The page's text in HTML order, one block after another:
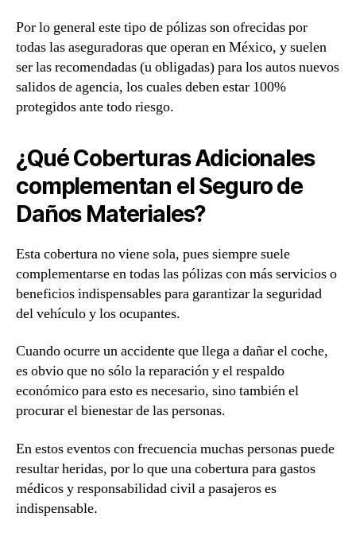
Por lo general este tipo de pólizas son ofrecidas por
todas las aseguradoras que operan en México, y suelen
ser las recomendadas (u obligadas) para los autos nuevos
salidos de agencia, los cuales deben estar 100%
protegidos ante todo riesgo.
¿Qué Coberturas Adicionales
complementan el Seguro de
Daños Materiales?
Esta cobertura no viene sola, pues siempre suele
complementarse en todas las pólizas con más servicios o
beneficios indispensables para garantizar la seguridad
del vehículo y los ocupantes.
Cuando ocurre un accidente que llega a dañar el coche,
es obvio que no sólo la reparación y el respaldo
económico para esto es necesario, sino también el
procurar el bienestar de las personas.
En estos eventos con frecuencia muchas personas puede
resultar heridas, por lo que una cobertura para gastos
médicos y responsabilidad civil a pasajeros es
indispensable.